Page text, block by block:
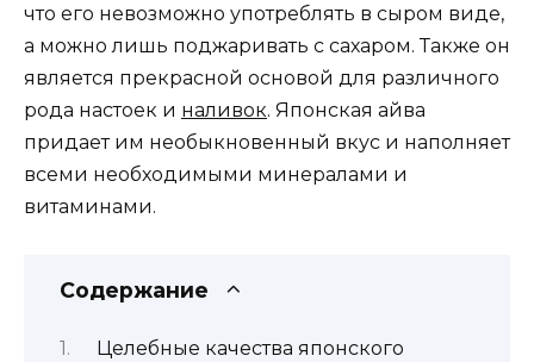
что его невозможно употреблять в сыром виде,
а можно лишь поджаривать с сахаром. Также он
является прекрасной основой для различного
рода настоек и наливок. Японская айва
придает им необыкновенный вкус и наполняет
всеми необходимыми минералами и
витаминами.
Содержание
Целебные качества японского